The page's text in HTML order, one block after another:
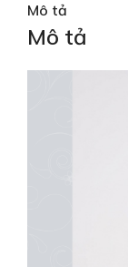
Mô tả
Mô tả